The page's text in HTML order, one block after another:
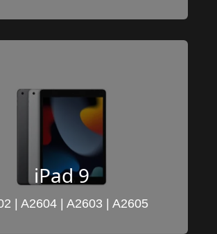
iPad 9
| A2604 | A2603 | A2605